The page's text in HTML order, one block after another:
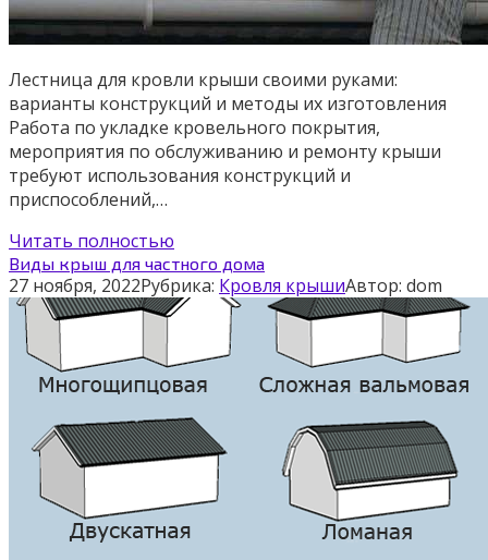
Лестница для кровли крыши своими руками:
варианты конструкций и методы их изготовления
Работа по укладке кровельного покрытия,
мероприятия по обслуживанию и ремонту крыши
требуют использования конструкций и
приспособлений,…
Читать полностью
Виды крыш для частного дома
27 ноября, 2022Рубрика: Кровля крышиАвтор: dom